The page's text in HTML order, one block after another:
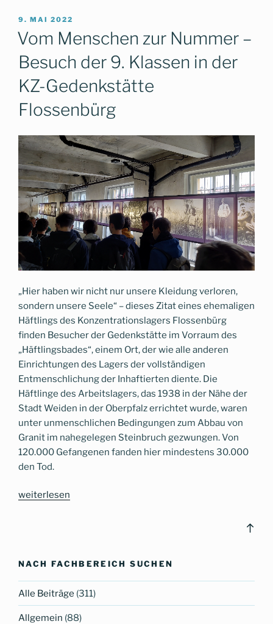
VERÖFFENTLICHT
AM
9. MAI 2022
Vom Menschen zur Nummer –
Besuch der 9. Klassen in der
KZ-Gedenkstätte
Flossenbürg
„Hier haben wir nicht nur unsere Kleidung verloren,
sondern unsere Seele“ – dieses Zitat eines ehemaligen
Häftlings des Konzentrationslagers Flossenbürg
finden Besucher der Gedenkstätte im Vorraum des
„Häftlingsbades“, einem Ort, der wie alle anderen
Einrichtungen des Lagers der vollständigen
Entmenschlichung der Inhaftierten diente. Die
Häftlinge des Arbeitslagers, das 1938 in der Nähe der
Stadt Weiden in der Oberpfalz errichtet wurde, waren
unter unmenschlichen Bedingungen zum Abbau von
Granit im nahegelegen Steinbruch gezwungen. Von
120.000 Gefangenen fanden hier mindestens 30.000
den Tod.
„Vom
Besuch
der
9.
Klassen
weiterlesen
NACH FACHBEREICH SUCHEN
Alle Beiträge (311)
Allgemein (88)